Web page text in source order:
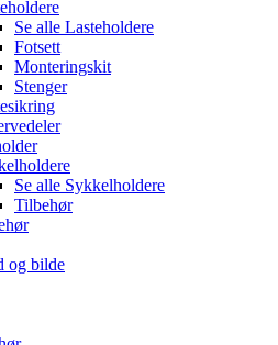
Se alle Lasteholdere
Fotsett
Monteringskit
Stenger
Se alle Sykkelholdere
Tilbehør
og bilde